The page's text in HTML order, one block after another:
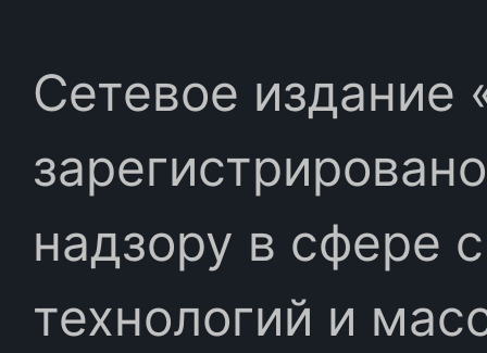
Сетевое издание
надзору в сфере
технологий и